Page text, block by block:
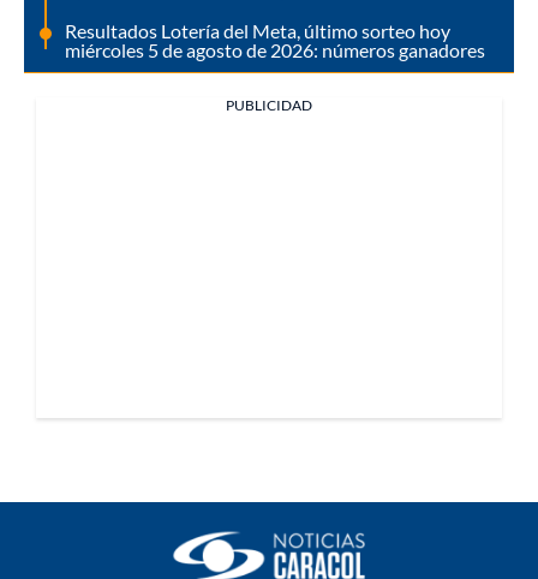
Resultados Lotería del Meta, último sorteo hoy
miércoles 5 de agosto de 2026: números ganadores
PUBLICIDAD